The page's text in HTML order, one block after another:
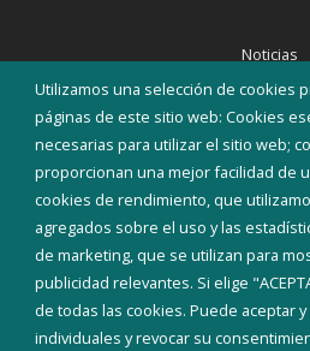
Utilizamos una selección de cookies
páginas de este sitio web: Cookies
necesarias para utilizar el sitio web;
proporcionan una mejor facilidad de
cookies de rendimiento, que
agregados sobre el uso y las
de marketing, que se utilizan para
publicidad relevantes. Si elige
de todas las cookies. Puede aceptar
individuales y revocar su
Noticias
Eventos
Corporación
Teléfonos de
INICIAR
MAPA WEB